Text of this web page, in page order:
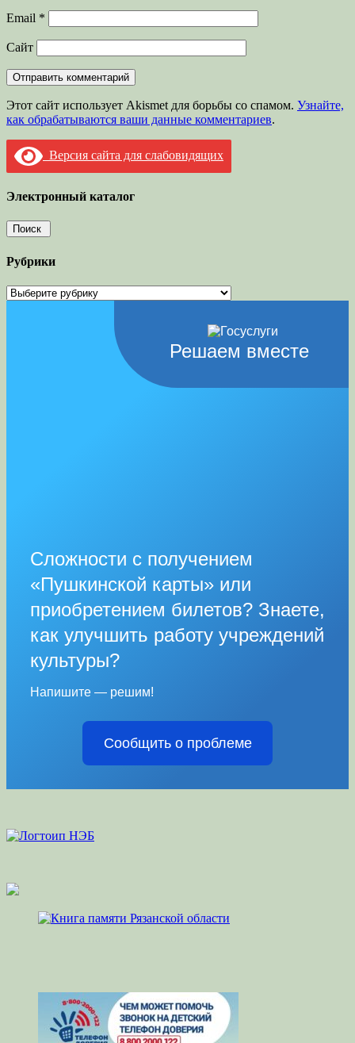
Email *
Сайт
Этот сайт использует Akismet для борьбы со спамом. Узнайте,
как обрабатываются ваши данные комментариев.
Версия сайта для слабовидящих
Электронный каталог
Рубрики
Рубрики
Решаем вместе
Сложности с получением
«Пушкинской карты» или
приобретением билетов? Знаете,
как улучшить работу учреждений
культуры?
Напишите — решим!
Сообщить о проблеме